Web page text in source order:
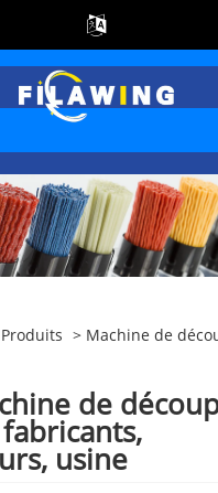
> Machine de
de
usine